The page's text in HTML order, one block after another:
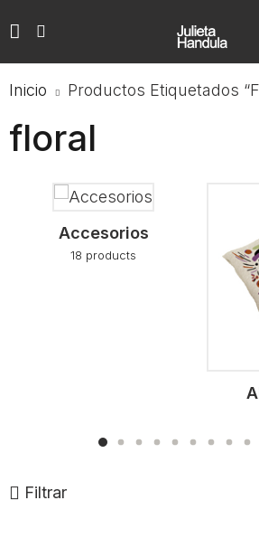
Inicio Productos Etiquetados
floral
Accesorios
18 products
Filtrar